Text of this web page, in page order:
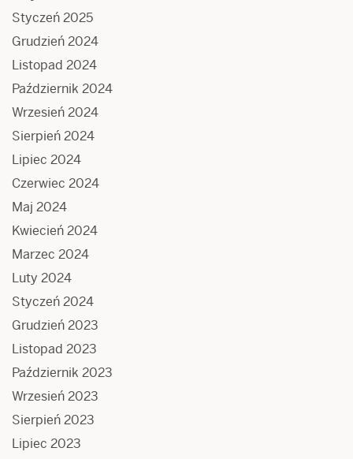
Styczeń 2025
Grudzień 2024
Listopad 2024
Październik 2024
Wrzesień 2024
Sierpień 2024
Lipiec 2024
Czerwiec 2024
Maj 2024
Kwiecień 2024
Marzec 2024
Luty 2024
Styczeń 2024
Grudzień 2023
Listopad 2023
Październik 2023
Wrzesień 2023
Sierpień 2023
Lipiec 2023